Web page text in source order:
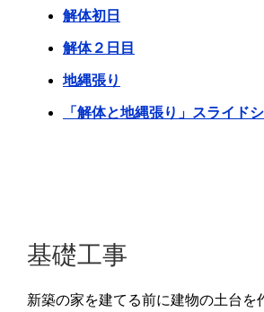
解体初日
解体２日目
地縄張り
「解体と地縄張り」スライド
基礎工事
新築の家を建てる前に建物の土台を